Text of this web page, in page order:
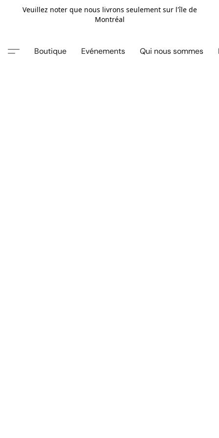
Veuillez noter que nous livrons seulement sur l'île de
Montréal
Boutique Evénements Qui nous sommes